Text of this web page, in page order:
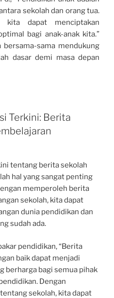
sekolah dan orang tua.
kita dapat menciptakan
bagi anak-anak kita.”
sama mendukung
dasar demi masa depan
Terkini: Berita
tentang berita sekolah
hal yang sangat penting
memperoleh berita
sekolah, kita dapat
dunia pendidikan dan
sudah ada.
pendidikan, “Berita
baik dapat menjadi
berharga bagi semua pihak
Dengan
sekolah, kita dapat